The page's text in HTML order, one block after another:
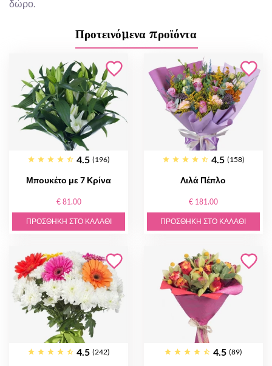
δώρο.
Προτεινόμενα προϊόντα
4.5 (196)
Μπουκέτο με 7 Κρίνα
€ 81.00
ΠΡΟΣΘΉΚΗ ΣΤΟ ΚΑΛΆΘΙ
4.5 (158)
Λιλά Πέπλο
€ 181.00
ΠΡΟΣΘΉΚΗ ΣΤΟ ΚΑΛΆΘΙ
4.5 (242) 4.5 (89)